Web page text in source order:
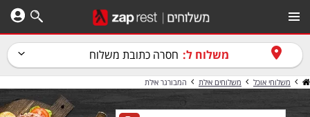
משלוח ל: חסרה כתובת משלוח
משלוחי אוכל משלוחים אילת המבורגר אילת